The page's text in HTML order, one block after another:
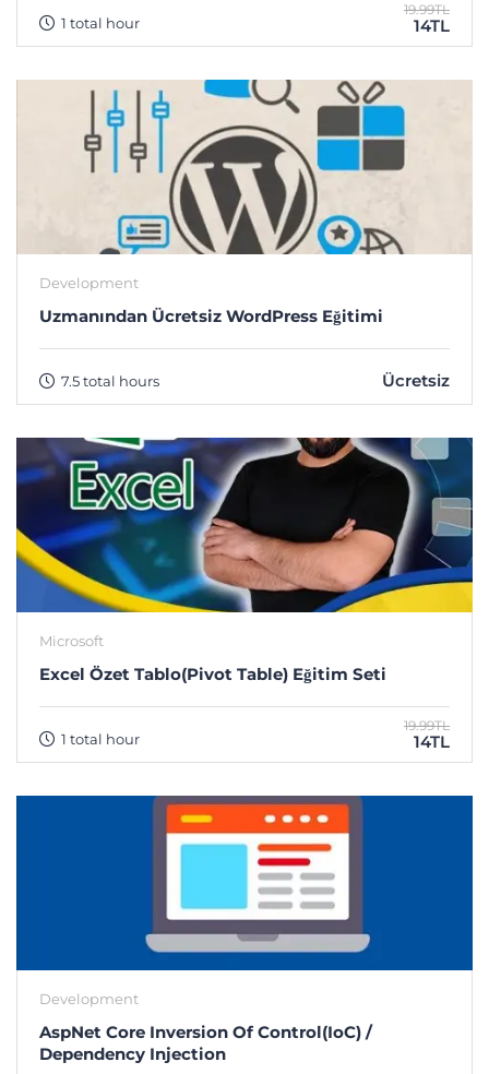
1 total hour
19.99TL
14TL
Development
Uzmanından Ücretsiz WordPress Eğitimi
7.5 total hours Ücretsiz
Microsoft
Excel Özet Tablo(Pivot Table) Eğitim Seti
1 total hour
19.99TL
14TL
Development
AspNet Core Inversion Of Control(IoC) /
Dependency Injection